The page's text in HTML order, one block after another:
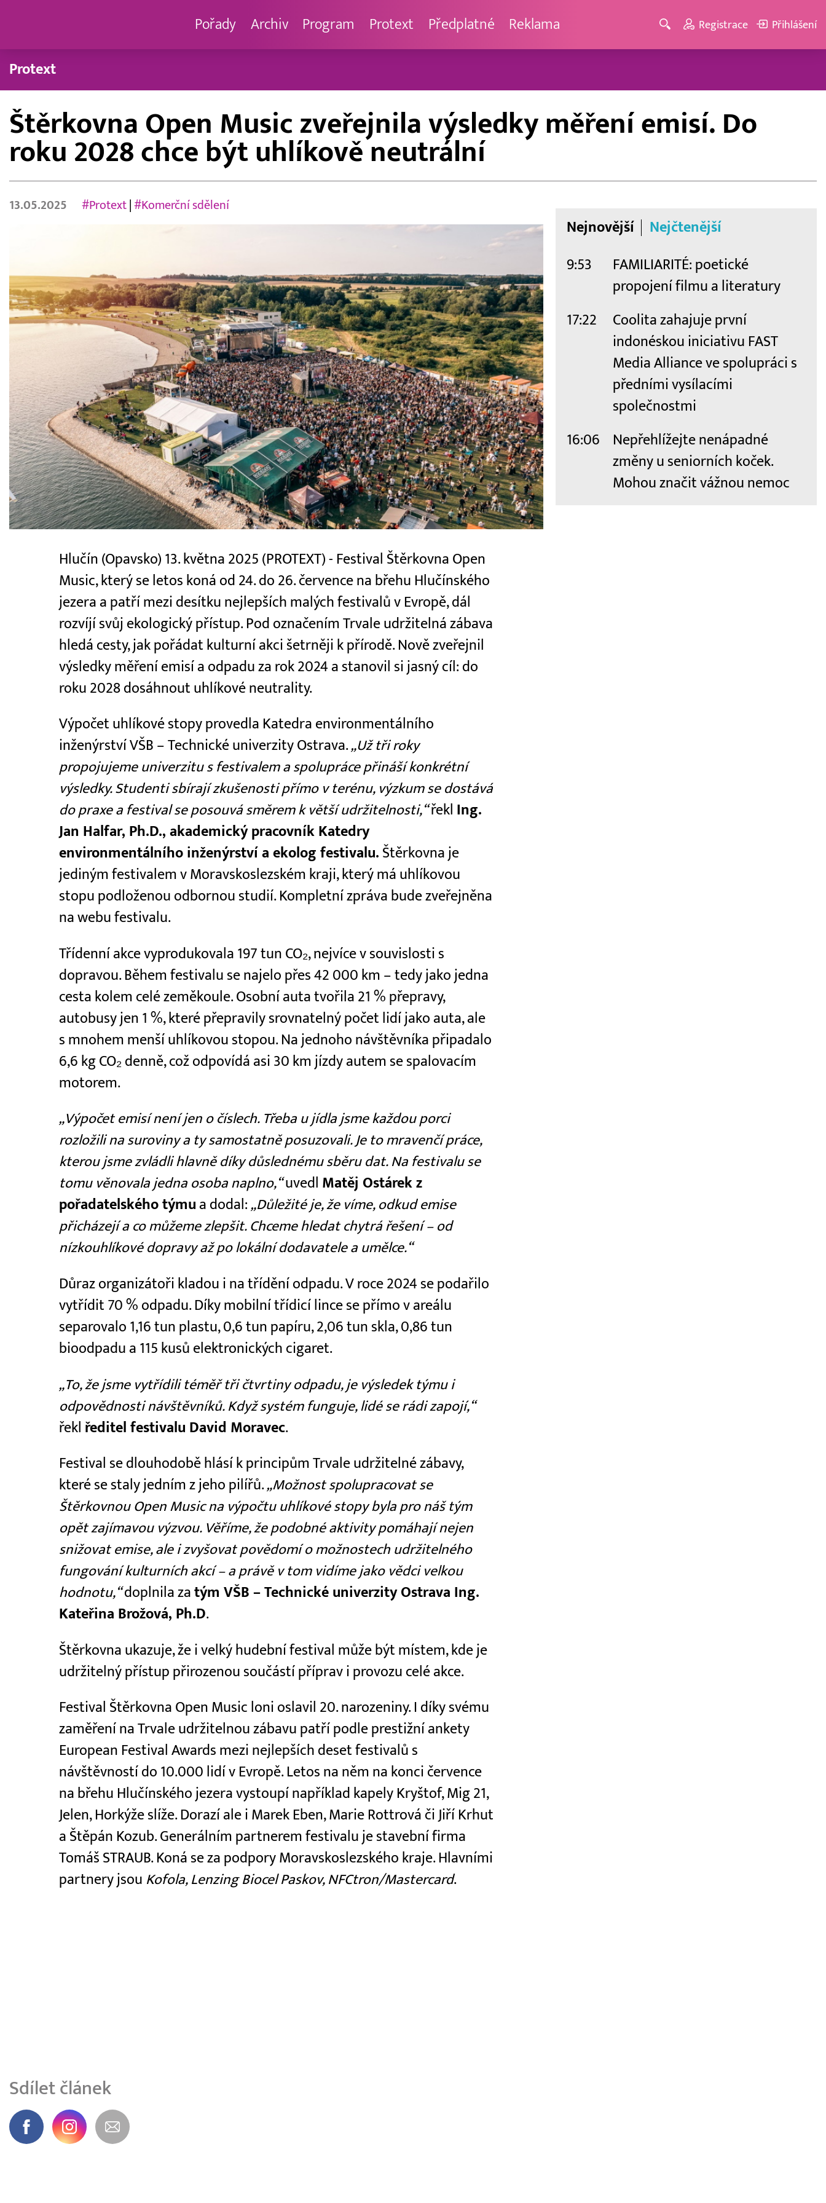
Pořady Archiv Program Protext Předplatné Reklama Registrace Přihlášení
Protext
Štěrkovna Open Music zveřejnila výsledky měření emisí. Do
roku 2028 chce být uhlíkově neutrální
13.05.2025 #Protext| #Komerční sdělení
Hlučín (Opavsko) 13. května 2025 (PROTEXT) - Festival Štěrkovna Open
Music, který se letos koná od 24. do 26. července na břehu Hlučínského
jezera a patří mezi desítku nejlepších malých festivalů v Evropě, dál
rozvíjí svůj ekologický přístup. Pod označením Trvale udržitelná zábava
hledá cesty, jak pořádat kulturní akci šetrněji k přírodě. Nově zveřejnil
výsledky měření emisí a odpadu za rok 2024 a stanovil si jasný cíl: do
roku 2028 dosáhnout uhlíkové neutrality.
Výpočet uhlíkové stopy provedla Katedra environmentálního
inženýrství VŠB – Technické univerzity Ostrava.„Už tři roky
propojujeme univerzitu s festivalem a spolupráce přináší konkrétní
výsledky. Studenti sbírají zkušenosti přímo v terénu, výzkum se dostává
do praxe a festival se posouvá směrem k větší udržitelnosti,“řekl Ing.
Jan Halfar, Ph.D., akademický pracovník Katedry
environmentálního inženýrství a ekolog festivalu. Štěrkovna je
jediným festivalem v Moravskoslezském kraji, který má uhlíkovou
stopu podloženou odbornou studií. Kompletní zpráva bude zveřejněna
na webu festivalu.
Třídenní akce vyprodukovala 197 tun CO₂, nejvíce v souvislosti s
dopravou. Během festivalu se najelo přes 42 000 km – tedy jako jedna
cesta kolem celé zeměkoule. Osobní auta tvořila 21 % přepravy,
autobusy jen 1 %, které přepravily srovnatelný počet lidí jako auta, ale
s mnohem menší uhlíkovou stopou. Na jednoho návštěvníka připadalo
6,6 kg CO₂ denně, což odpovídá asi 30 km jízdy autem se spalovacím
motorem.
„Výpočet emisí není jen o číslech. Třeba u jídla jsme každou porci
rozložili na suroviny a ty samostatně posuzovali. Je to mravenčí práce,
kterou jsme zvládli hlavně díky důslednému sběru dat. Na festivalu se
tomu věnovala jedna osoba naplno,“uvedl Matěj Ostárek z
pořadatelského týmu a dodal: „Důležité je, že víme, odkud emise
přicházejí a co můžeme zlepšit. Chceme hledat chytrá řešení – od
nízkouhlíkové dopravy až po lokální dodavatele a umělce.“
Důraz organizátoři kladou i na třídění odpadu. V roce 2024 se podařilo
vytřídit 70 % odpadu. Díky mobilní třídicí lince se přímo v areálu
separovalo 1,16 tun plastu, 0,6 tun papíru, 2,06 tun skla, 0,86 tun
bioodpadu a 115 kusů elektronických cigaret.
„To, že jsme vytřídili téměř tři čtvrtiny odpadu, je výsledek týmu i
odpovědnosti návštěvníků. Když systém funguje, lidé se rádi zapojí,“
řekl ředitel festivalu David Moravec.
Festival se dlouhodobě hlásí k principům Trvale udržitelné zábavy,
které se staly jedním z jeho pilířů.„Možnost spolupracovat se
Štěrkovnou Open Music na výpočtu uhlíkové stopy byla pro náš tým
opět zajímavou výzvou. Věříme, že podobné aktivity pomáhají nejen
snižovat emise, ale i zvyšovat povědomí o možnostech udržitelného
fungování kulturních akcí – a právě v tom vidíme jako vědci velkou
hodnotu,“doplnila zatým VŠB – Technické univerzity Ostrava Ing.
Kateřina Brožová, Ph.D.
Štěrkovna ukazuje, že i velký hudební festival může být místem, kde je
udržitelný přístup přirozenou součástí příprav i provozu celé akce.
Festival Štěrkovna Open Music loni oslavil 20. narozeniny. I díky svému
zaměření na Trvale udržitelnou zábavu patří podle prestižní ankety
European Festival Awards mezi nejlepších deset festivalů s
návštěvností do 10.000 lidí v Evropě. Letos na něm na konci července
na břehu Hlučínského jezera vystoupí například kapely Kryštof, Mig 21,
Jelen, Horkýže slíže. Dorazí ale i Marek Eben, Marie Rottrová či Jiří Krhut
a Štěpán Kozub. Generálním partnerem festivalu je stavební firma
Tomáš STRAUB. Koná se za podpory Moravskoslezského kraje. Hlavními
partnery jsou Kofola, Lenzing Biocel Paskov, NFCtron/Mastercard.
Sdílet článek
Nejnovější Nejčtenější
9:53
FAMILIARITÉ: poetické
propojení filmu a literatury
17:22
Coolita zahajuje první
indonéskou iniciativu FAST
Media Alliance ve spolupráci s
předními vysílacími
společnostmi
16:06
Nepřehlížejte nenápadné
změny u seniorních koček.
Mohou značit vážnou nemoc